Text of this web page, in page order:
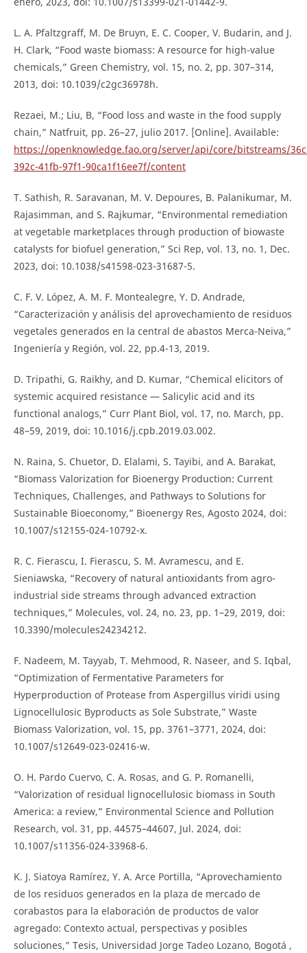
L. A. Pfaltzgraff, M. De Bruyn, E. C. Cooper, V. Budarin, and J.
H. Clark, “Food waste biomass: A resource for high-value
chemicals,” Green Chemistry, vol. 15, no. 2, pp. 307–314,
2013, doi: 10.1039/c2gc36978h.
Rezaei, M.; Liu, B, “Food loss and waste in the food supply
chain,” Natfruit, pp. 26–27, julio 2017. [Online]. Available:
https://openknowledge.fao.org/server/api/core/bitstreams/
392c-41fb-97f1-90ca1f16ee7f/content
T. Sathish, R. Saravanan, M. V. Depoures, B. Palanikumar, M.
Rajasimman, and S. Rajkumar, “Environmental remediation
at vegetable marketplaces through production of biowaste
catalysts for biofuel generation,” Sci Rep, vol. 13, no. 1, Dec.
2023, doi: 10.1038/s41598-023-31687-5.
C. F. V. López, A. M. F. Montealegre, Y. D. Andrade,
“Caracterización y análisis del aprovechamiento de residuos
vegetales generados en la central de abastos Merca-Neiva,”
Ingeniería y Región, vol. 22, pp.4-13, 2019.
D. Tripathi, G. Raikhy, and D. Kumar, “Chemical elicitors of
systemic acquired resistance — Salicylic acid and its
functional analogs,” Curr Plant Biol, vol. 17, no. March, pp.
48–59, 2019, doi: 10.1016/j.cpb.2019.03.002.
N. Raina, S. Chuetor, D. Elalami, S. Tayibi, and A. Barakat,
“Biomass Valorization for Bioenergy Production: Current
Techniques, Challenges, and Pathways to Solutions for
Sustainable Bioeconomy,” Bioenergy Res, Agosto 2024, doi:
10.1007/s12155-024-10792-x.
R. C. Fierascu, I. Fierascu, S. M. Avramescu, and E.
Sieniawska, “Recovery of natural antioxidants from agro-
industrial side streams through advanced extraction
techniques,” Molecules, vol. 24, no. 23, pp. 1–29, 2019, doi:
10.3390/molecules24234212.
F. Nadeem, M. Tayyab, T. Mehmood, R. Naseer, and S. Iqbal,
“Optimization of Fermentative Parameters for
Hyperproduction of Protease from Aspergillus viridi using
Lignocellulosic Byproducts as Sole Substrate,” Waste
Biomass Valorization, vol. 15, pp. 3761–3771, 2024, doi:
10.1007/s12649-023-02416-w.
O. H. Pardo Cuervo, C. A. Rosas, and G. P. Romanelli,
“Valorization of residual lignocellulosic biomass in South
America: a review,” Environmental Science and Pollution
Research, vol. 31, pp. 44575–44607, Jul. 2024, doi:
10.1007/s11356-024-33968-6.
K. J. Siatoya Ramírez, Y. A. Arce Portilla, “Aprovechamiento
de los residuos generados en la plaza de mercado de
corabastos para la elaboración de productos de valor
agregado: Contexto actual, perspectivas y posibles
soluciones,” Tesis, Universidad Jorge Tadeo Lozano, Bogotá ,